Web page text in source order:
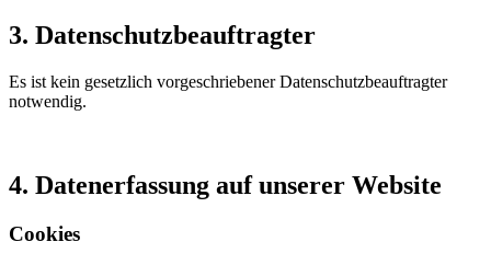
3. Datenschutzbeauftragter
Es ist kein gesetzlich vorgeschriebener Datenschutzbeauftragter
notwendig.
4. Datenerfassung auf unserer Website
Cookies